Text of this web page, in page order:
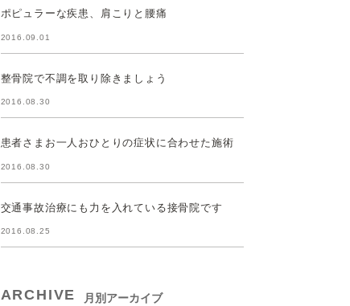
ポピュラーな疾患、肩こりと腰痛
2016.09.01
整骨院で不調を取り除きましょう
2016.08.30
患者さまお一人おひとりの症状に合わせた施術
2016.08.30
交通事故治療にも力を入れている接骨院です
2016.08.25
ARCHIVE 月別アーカイブ